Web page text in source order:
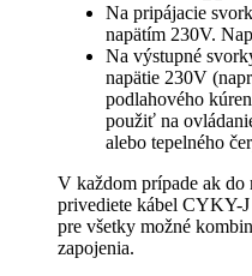
Na pripájacie
napätím 230V.
Na výstupné
napätie 230V
podlahového
použiť na
alebo tepelného
V každom prípade ak do
privediete kábel CYKY-
pre všetky možné
zapojenia.